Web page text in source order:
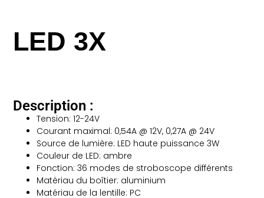
LED 3X
Description :
Tension: 12-24V
Courant maximal: 0,54A @ 12V, 0,27A @ 24V
Source de lumière: LED haute puissance 3W
Couleur de LED: ambre
Fonction: 36 modes de stroboscope différents
Matériau du boîtier: aluminium
Matériau de la lentille: PC